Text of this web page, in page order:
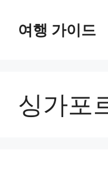
여행 가이드
싱가포